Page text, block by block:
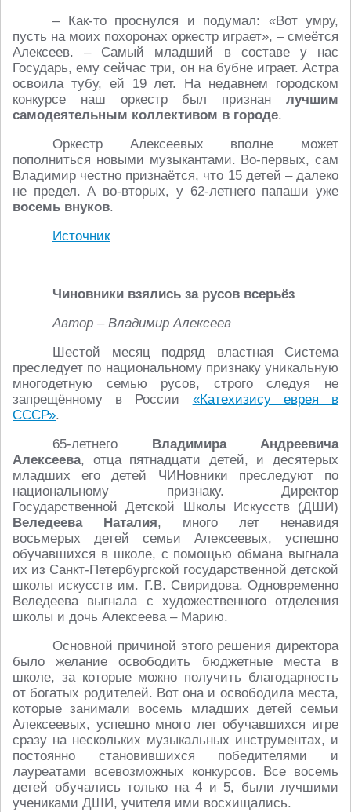
– Как-то проснулся и подумал: «Вот умру,
пусть на моих похоронах оркестр играет», – смеётся
Алексеев. – Самый младший в составе у нас
Государь, ему сейчас три, он на бубне играет. Астра
освоила тубу, ей 19 лет. На недавнем городском
конкурсе наш оркестр был признан лучшим
самодеятельным коллективом в городе.
Оркестр Алексеевых вполне может
пополниться новыми музыкантами. Во-первых, сам
Владимир честно признаётся, что 15 детей – далеко
не предел. А во-вторых, у 62-летнего папаши уже
восемь внуков.
Источник
Чиновники взялись за русов всерьёз
Автор – Владимир Алексеев
Шестой месяц подряд властная Система
преследует по национальному признаку уникальную
многодетную семью русов, строго следуя не
запрещённому в России «Катехизису еврея в
СССР».
65-летнего Владимира Андреевича
Алексеева, отца пятнадцати детей, и десятерых
младших его детей ЧИНовники преследуют по
национальному признаку. Директор
Государственной Детской Школы Искусств (ДШИ)
Веледеева Наталия, много лет ненавидя
восьмерых детей семьи Алексеевых, успешно
обучавшихся в школе, с помощью обмана выгнала
их из Санкт-Петербургской государственной детской
школы искусств им. Г.В. Свиридова. Одновременно
Веледеева выгнала с художественного отделения
школы и дочь Алексеева – Марию.
Основной причиной этого решения директора
было желание освободить бюджетные места в
школе, за которые можно получить благодарность
от богатых родителей. Вот она и освободила места,
которые занимали восемь младших детей семьи
Алексеевых, успешно много лет обучавшихся игре
сразу на нескольких музыкальных инструментах, и
постоянно становившихся победителями и
лауреатами всевозможных конкурсов. Все восемь
детей обучались только на 4 и 5, были лучшими
учениками ДШИ, учителя ими восхищались.